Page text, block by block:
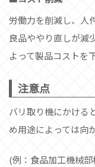
労働力を削減し、人
良品ややり直しが減
よって製品コストを
注意点
バリ取り機にかける
め用途によっては向
(例：食品加工機械